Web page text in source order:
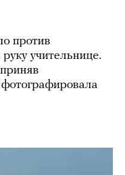
против
учительнице.
фотографировала